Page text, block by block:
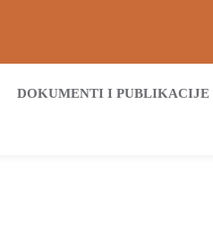
DOKUMENTI I PUBLIKACIJE